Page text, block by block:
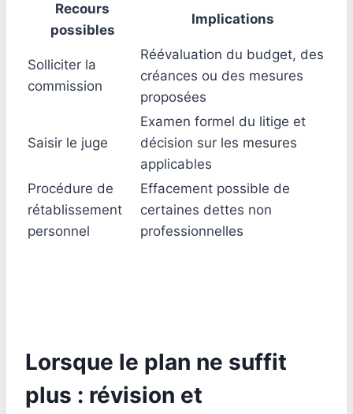
Recours
possibles
Implications
Solliciter la
commission
Réévaluation du budget, des
créances ou des mesures
proposées
Saisir le juge
Examen formel du litige et
décision sur les mesures
applicables
Procédure de
rétablissement
personnel
Effacement possible de
certaines dettes non
professionnelles
Lorsque le plan ne suffit
plus : révision et